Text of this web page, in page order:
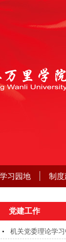
学习园地 制
党建工作
机关党委理论学